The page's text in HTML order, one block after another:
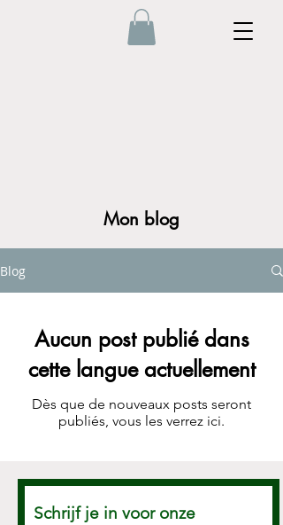
Mon blog
Blog
Aucun post publié dans
cette langue actuellement
Dès que de nouveaux posts seront
publiés, vous les verrez ici.
Schrijf je in voor onze